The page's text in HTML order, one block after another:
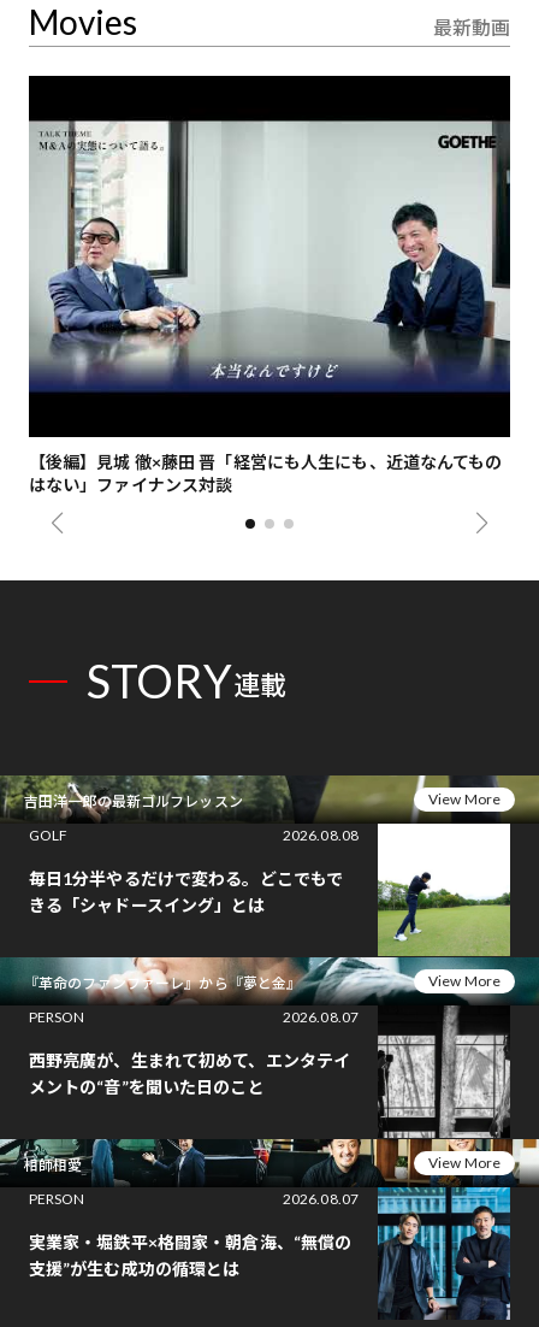
Movies 最新動画
【後編】見城 徹×藤田 晋「経営にも人生にも、近道なんてもの
はない」ファイナンス対談
STORY連載
吉田洋一郎の最新ゴルフレッスン
View More
GOLF
2026.08.08
毎日1分半やるだけで変わる。どこでもで
きる「シャドースイング」とは
『革命のファンファーレ』から『夢と金』
View More
PERSON
2026.08.07
西野亮廣が、生まれて初めて、エンタテイ
メントの“音”を聞いた日のこと
相師相愛
View More
PERSON
2026.08.07
実業家・堀鉄平×格闘家・朝倉海、“無償の
支援”が生む成功の循環とは